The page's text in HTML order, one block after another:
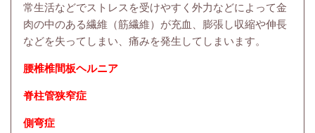
常生活などでストレスを受けやすく外力などによって金
肉の中のある繊維（筋繊維）が充血、膨張し収縮や伸長
などを失ってしまい、痛みを発生してしまいます。
腰椎椎間板ヘルニア
脊柱管狭窄症
側弯症